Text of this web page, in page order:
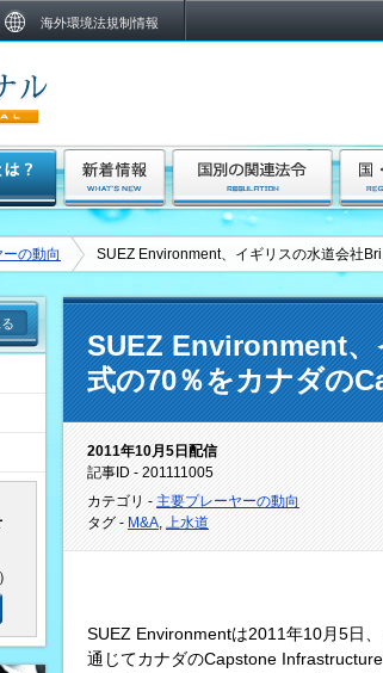
海外環境法規制情報
の動向 SUEZ Environment、イギリスの水道会社
SUEZ Environment
式の70％をカナダの
2011年10月5日配信
記事ID - 201111005
カテゴリ - 主要プレーヤーの動向
タグ - M&A, 上水道
SUEZ Environmentは2011年10月5日
通じてカナダのCapstone